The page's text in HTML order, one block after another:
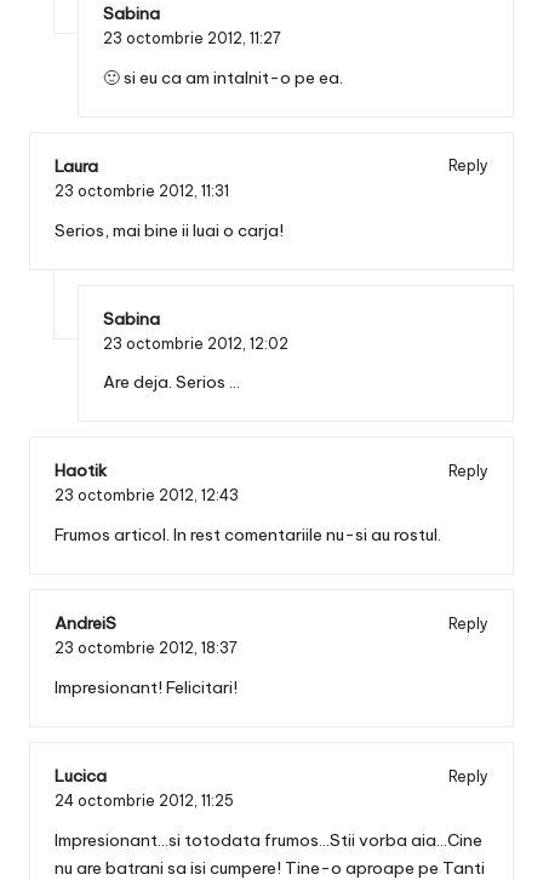
Sabina
23 octombrie 2012, 11:27
🙂 si eu ca am intalnit-o pe ea.
Laura
Reply
23 octombrie 2012, 11:31
Serios, mai bine ii luai o carja!
Sabina
23 octombrie 2012, 12:02
Are deja. Serios …
Haotik
Reply
23 octombrie 2012, 12:43
Frumos articol. In rest comentariile nu-si au rostul.
AndreiS
Reply
23 octombrie 2012, 18:37
Impresionant! Felicitari!
Lucica
Reply
24 octombrie 2012, 11:25
Impresionant…si totodata frumos…Stii vorba aia…Cine
nu are batrani sa isi cumpere! Tine-o aproape pe Tanti